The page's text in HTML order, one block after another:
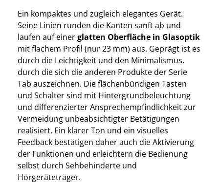
Ein kompaktes und zugleich elegantes Gerät.
Seine Linien runden die Kanten sanft ab und
laufen auf einerglatten Oberfläche in Glasoptik
mit flachem Profil (nur 23 mm) aus. Geprägt ist es
durch die Leichtigkeit und den Minimalismus,
durch die sich die anderen Produkte der Serie
Tab auszeichnen. Die flächenbündigen Tasten
und Schalter sind mit Hintergrundbeleuchtung
und differenzierter Ansprechempfindlichkeit zur
Vermeidung unbeabsichtigter Betätigungen
realisiert. Ein klarer Ton und ein visuelles
Feedback bestätigen daher auch die Aktivierung
der Funktionen und erleichtern die Bedienung
selbst durch Sehbehinderte und
Hörgeräteträger.